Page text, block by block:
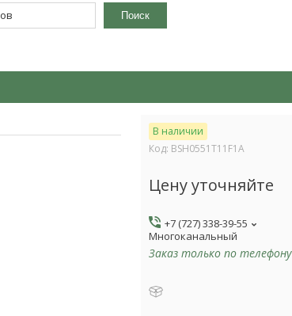
Поиск
В наличии
Код: BSH0551T11F1A
Цену уточняйте
+7 (727) 338-39-55
Многоканальный
Заказ только по телефону